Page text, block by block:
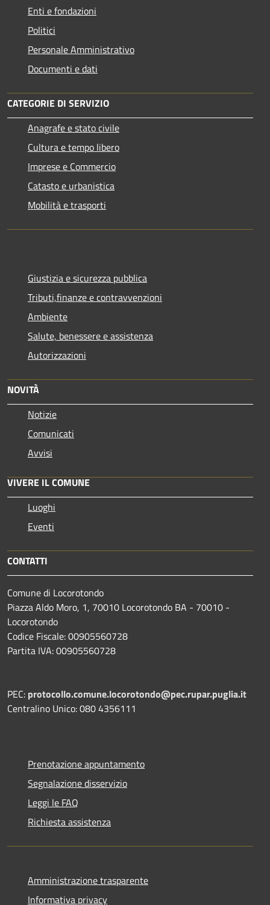
Enti e fondazioni
Politici
Personale Amministrativo
Documenti e dati
CATEGORIE DI SERVIZIO
Anagrafe e stato civile
Cultura e tempo libero
Imprese e Commercio
Catasto e urbanistica
Mobilità e trasporti
Giustizia e sicurezza pubblica
Tributi,finanze e contravvenzioni
Ambiente
Salute, benessere e assistenza
Autorizzazioni
NOVITÀ
Notizie
Comunicati
Avvisi
VIVERE IL COMUNE
Luoghi
Eventi
CONTATTI
Comune di Locorotondo
Piazza Aldo Moro, 1, 70010 Locorotondo BA - 70010 -
Locorotondo
Codice Fiscale: 00905560728
Partita IVA: 00905560728
PEC: protocollo.comune.locorotondo@pec.rupar.puglia.it
Centralino Unico: 080 4356111
Prenotazione appuntamento
Segnalazione disservizio
Leggi le FAQ
Richiesta assistenza
Amministrazione trasparente
Informativa privacy